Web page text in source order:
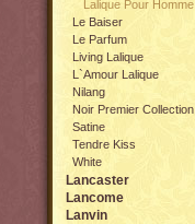
Lalique Pour Homme
Le Baiser
Le Parfum
Living Lalique
L`Amour Lalique
Nilang
Noir Premier Collection
Satine
Tendre Kiss
White
Lancaster
Lancome
Lanvin